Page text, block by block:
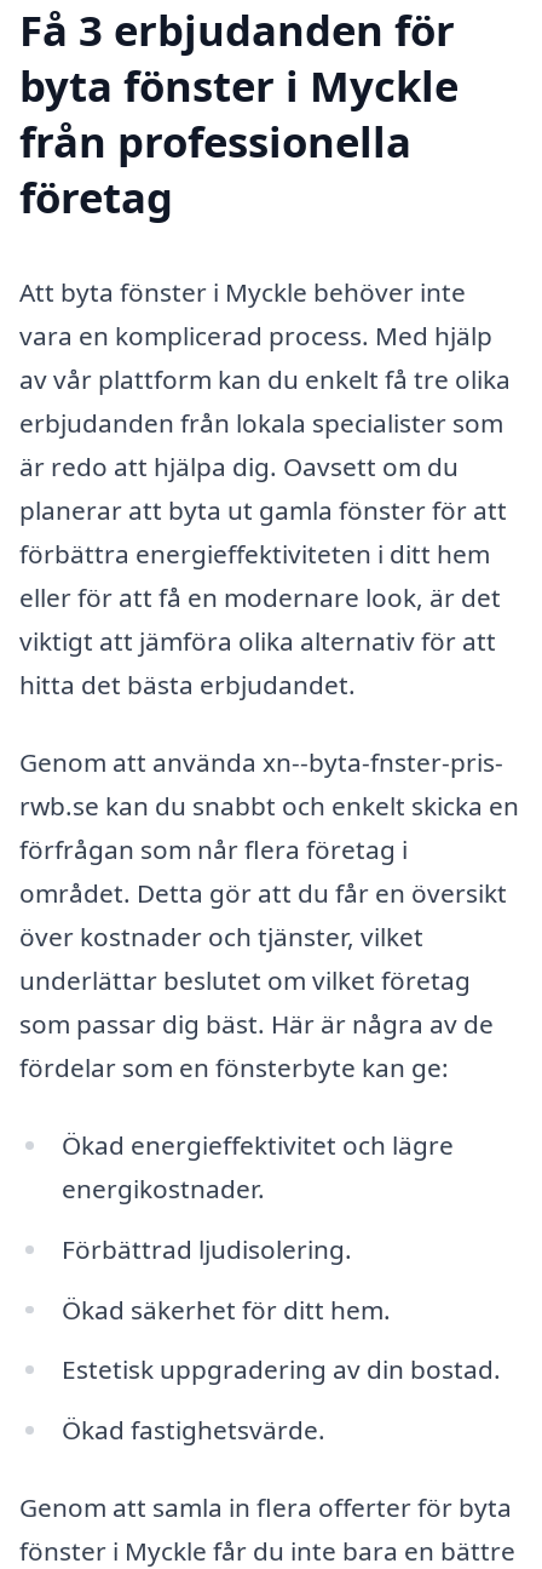
Få 3 erbjudanden för
byta fönster i Myckle
från professionella
företag
Att byta fönster i Myckle behöver inte
vara en komplicerad process. Med hjälp
av vår plattform kan du enkelt få tre olika
erbjudanden från lokala specialister som
är redo att hjälpa dig. Oavsett om du
planerar att byta ut gamla fönster för att
förbättra energieffektiviteten i ditt hem
eller för att få en modernare look, är det
viktigt att jämföra olika alternativ för att
hitta det bästa erbjudandet.
Genom att använda xn--byta-fnster-pris-
rwb.se kan du snabbt och enkelt skicka en
förfrågan som når flera företag i
området. Detta gör att du får en översikt
över kostnader och tjänster, vilket
underlättar beslutet om vilket företag
som passar dig bäst. Här är några av de
fördelar som en fönsterbyte kan ge:
Ökad energieffektivitet och lägre
energikostnader.
Förbättrad ljudisolering.
Ökad säkerhet för ditt hem.
Estetisk uppgradering av din bostad.
Ökad fastighetsvärde.
Genom att samla in flera offerter för byta
fönster i Myckle får du inte bara en bättre